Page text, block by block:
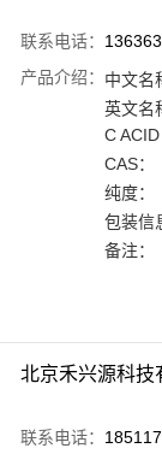
联系电话：
产品介绍： 中文名
英文名
C ACID
CAS：
纯度：
包装信
备注：
北京禾兴源科技
联系电话：